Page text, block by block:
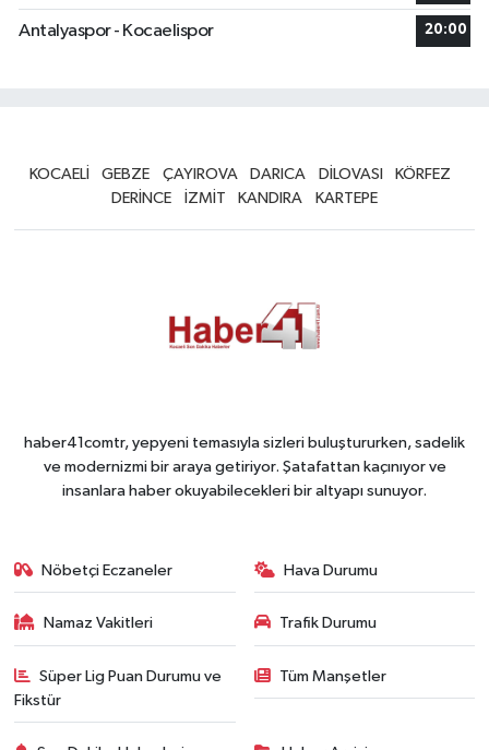
Antalyaspor - Kocaelispor 20:00
KOCAELİ GEBZE ÇAYIROVA DARICA DİLOVASI
KÖRFEZ
DERİNCE
İZMİT KANDIRA KARTEPE
haber41comtr, yepyeni temasıyla sizleri buluştururken, sadelik
ve modernizmi bir araya getiriyor. Şatafattan kaçınıyor ve
insanlara haber okuyabilecekleri bir altyapı sunuyor.
Nöbetçi Eczaneler Hava Durumu
Namaz Vakitleri Trafik Durumu
Süper Lig Puan Durumu ve
Fikstür
Tüm Manşetler